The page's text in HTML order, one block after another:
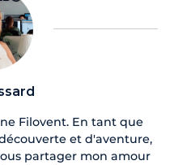
Filovent. En tant que
et d'aventure,
partager mon amour